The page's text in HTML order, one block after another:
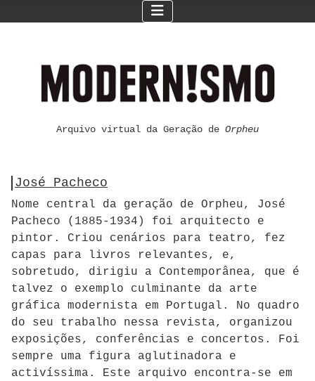
Arquivo virtual da Geração de Orpheu
José Pacheco
Nome central da geração de Orpheu, José
Pacheco (1885-1934) foi arquitecto e
pintor. Criou cenários para teatro, fez
capas para livros relevantes, e,
sobretudo, dirigiu a Contemporânea, que é
talvez o exemplo culminante da arte
gráfica modernista em Portugal. No quadro
do seu trabalho nessa revista, organizou
exposições, conferências e concertos. Foi
sempre uma figura aglutinadora e
activíssima. Este arquivo encontra-se em